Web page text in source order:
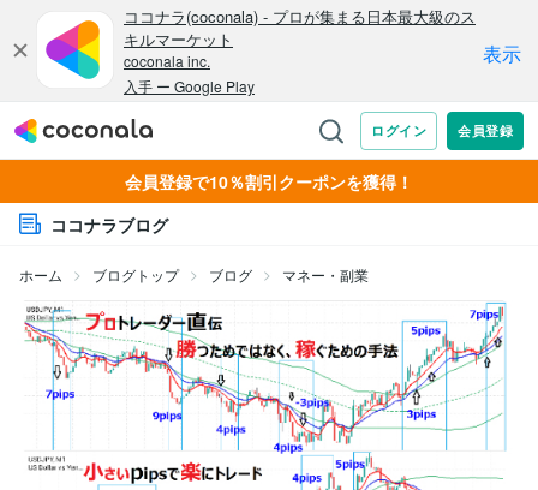
会員登録で10％割引クーポンを獲得！
ココナラブログ
ホーム ブログトップ ブログ マネー・副業